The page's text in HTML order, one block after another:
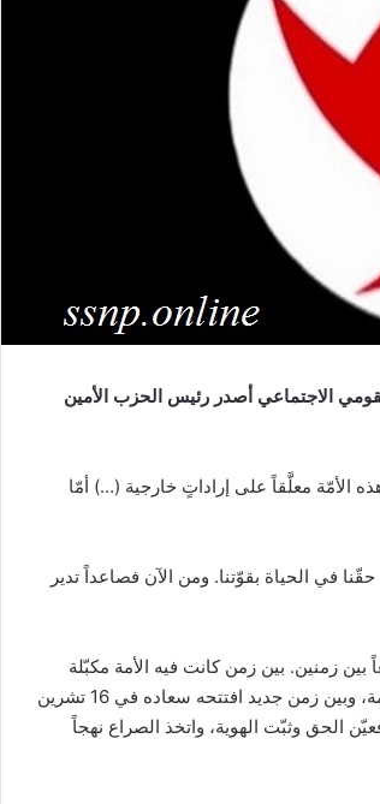
الاجتماعي أصدر رئيس الحزب الأمين
معلَّقاً على إراداتٍ خارجية (…) أمّا
في الحياة بقوّتنا. ومن الآن فصاعداً تدير
القومي الاجتماعي قبل 88 عاماً، قطعاً بين زمنين. بين زمن كانت فيه الأمة مكبّلة
الإرادة، مستلبة الهوية، فاقدة السيادة نتيجة الإرادات الاستعمارية الغاشمة، وبين زمن جديد افتتحه سعاده في 16 تشرين
فعيّن الحق وثبّت الهوية، واتخذ الصراع نهجاً